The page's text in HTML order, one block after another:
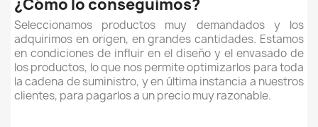
¿Cómo lo conseguimos?
Seleccionamos productos muy demandados y los
adquirimos en origen, en grandes cantidades. Estamos
en condiciones de influir en el diseño y el envasado de
los productos, lo que nos permite optimizarlos para toda
la cadena de suministro, y en última instancia a nuestros
clientes, para pagarlos a un precio muy razonable.